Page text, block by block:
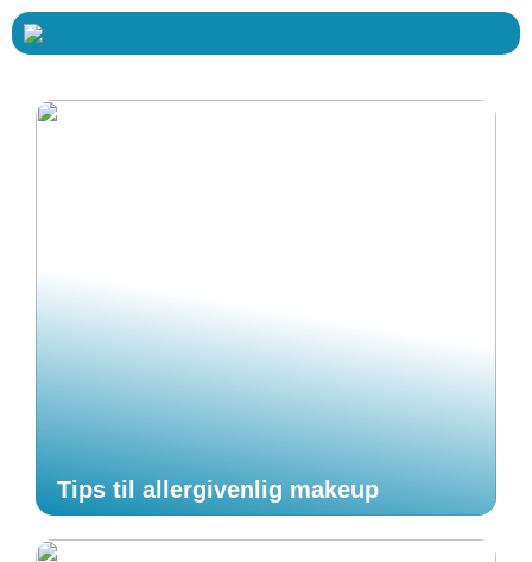
Tips til allergivenlig makeup